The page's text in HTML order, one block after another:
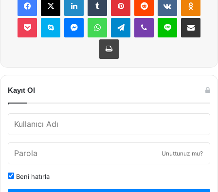
Pocket Skype MessengerWhatsAppTelegramViber Line E-Posta ile
Yazdır
Kayıt Ol
Unuttunuz mu?
Beni hatırla